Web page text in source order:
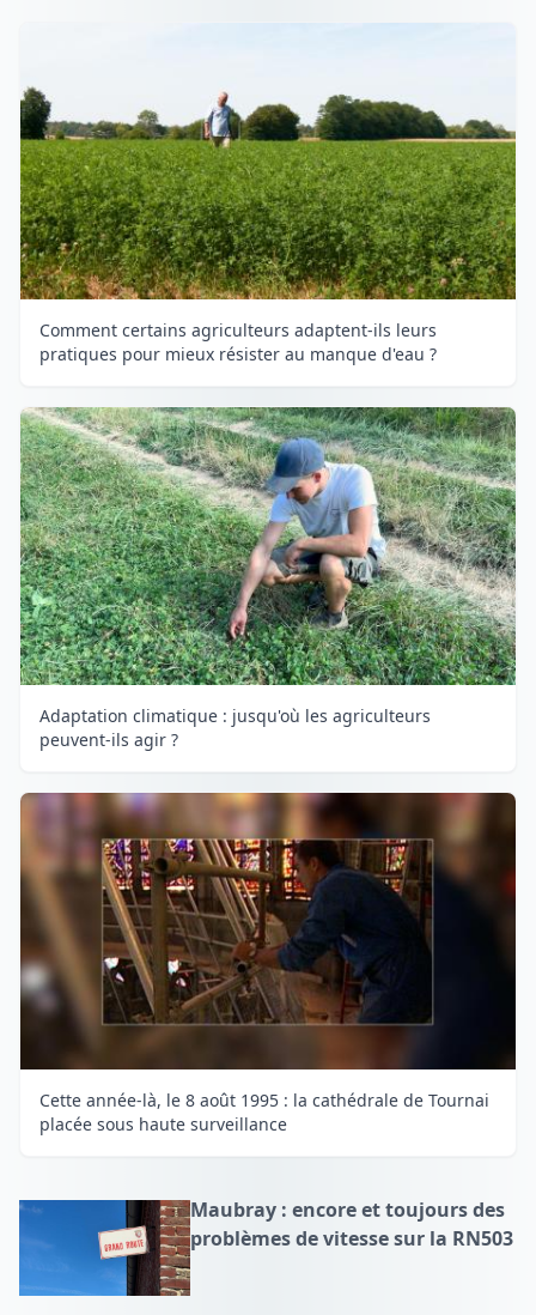
Comment certains agriculteurs adaptent-ils leurs
pratiques pour mieux résister au manque d'eau ?
Adaptation climatique : jusqu'où les agriculteurs
peuvent-ils agir ?
Cette année-là, le 8 août 1995 : la cathédrale de Tournai
placée sous haute surveillance
Maubray : encore et toujours des
problèmes de vitesse sur la RN503